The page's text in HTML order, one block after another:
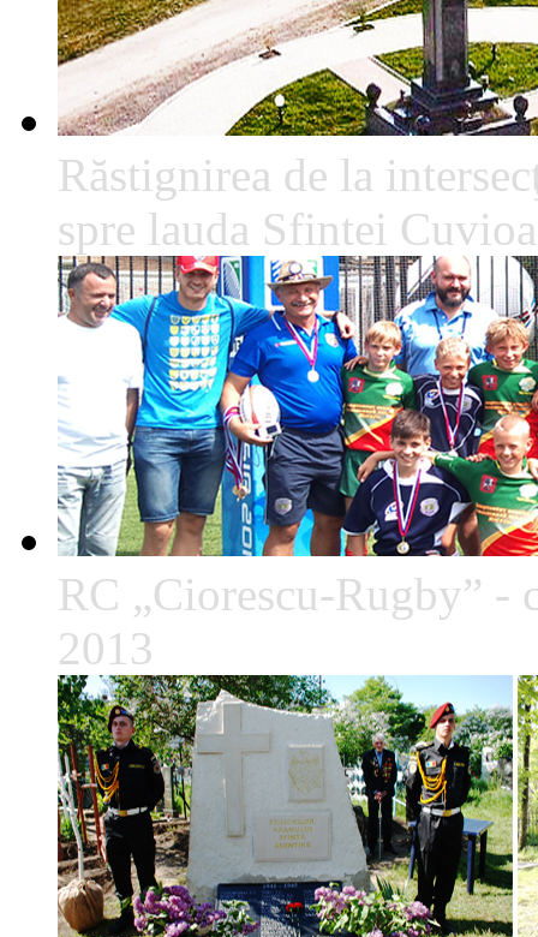
Răstignirea de la
spre lauda Sfintei
RC „Ciorescu-Rugby” -
2013